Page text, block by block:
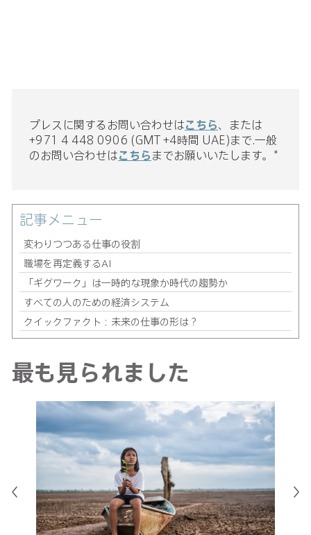
プレスに関するお問い合わせはこちら、または
+971 4 448 0906 (GMT +4時間 UAE)まで.一般
のお問い合わせはこちらまでお願いいたします。"
記事メニュー
変わりつつある仕事の役割
職場を再定義するAI
「ギグワーク」は一時的な現象か時代の趨勢か
すべての人のための経済システム
クイックファクト：未来の仕事の形は？
最も見られました